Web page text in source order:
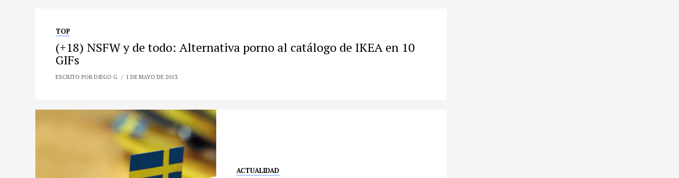
TOP
(+18) NSFW y de todo: Alternativa porno al catálogo de IKEA en 10
GIFs
ESCRITO POR DIEGO G. 1 DE MAYO DE 2013
ACTUALIDAD